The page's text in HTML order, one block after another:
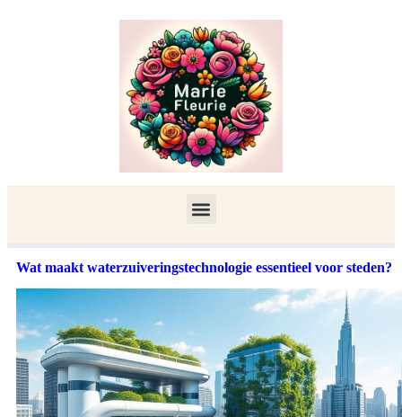
Wat maakt waterzuiveringstechnologie essentieel voor steden?